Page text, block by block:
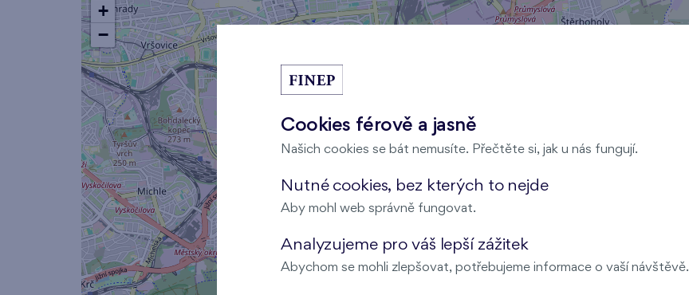
Místo konání
+
−
Cookies férově a jasně
Našich cookies se bát nemusíte. Přečtěte si, jak u nás fungují.
Nutné cookies, bez kterých to nejde
Aby mohl web správně fungovat.
Analyzujeme pro váš lepší zážitek
Abychom se mohli zlepšovat, potřebujeme informace o vaší návštěvě.